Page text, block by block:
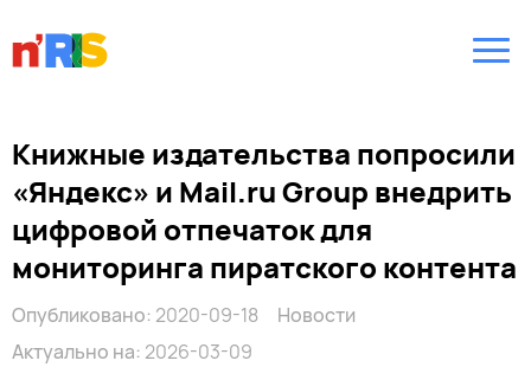
Книжные издательства попросили
«Яндекс» и Mail.ru Group внедрить
цифровой отпечаток для
мониторинга пиратского контента
Опубликовано: 2020-09-18
Актуально на: 2026-03-09
Новости